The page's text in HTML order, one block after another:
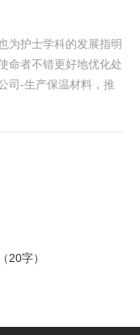
为护士学科的发展指明
命者不错更好地优化处
司-生产保温材料，推
20字）